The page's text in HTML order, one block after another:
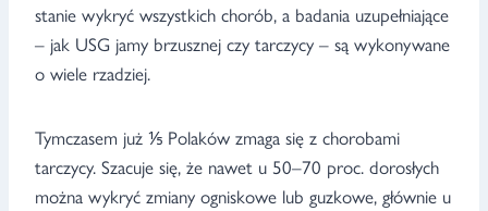
stanie wykryć wszystkich chorób, a badania uzupełniające
– jak USG jamy brzusznej czy tarczycy – są wykonywane
o wiele rzadziej.
Tymczasem już ⅕ Polaków zmaga się z chorobami
tarczycy. Szacuje się, że nawet u 50–70 proc. dorosłych
można wykryć zmiany ogniskowe lub guzkowe, głównie u